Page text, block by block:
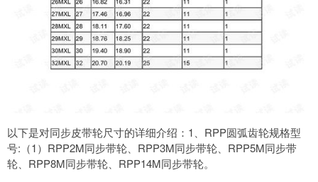
以下是对同步皮带轮尺寸的详细介绍：1、RPP圆弧齿轮规格型
号:（1）RPP2M同步带轮、RPP3M同步带轮、RPP5M同步带
轮、RPP8M同步带轮、RPP14M同步带轮。